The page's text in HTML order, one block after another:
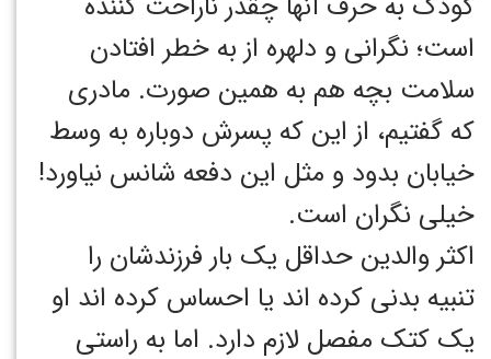
است؛ نگرانی و دلهره از به خطر افتادن
سلامت بچه هم به همین صورت. مادری
که گفتیم، از این که پسرش دوباره به وسط
خیابان بدود و مثل این دفعه شانس نیاورد!
خیلی نگران است.
اکثر والدین حداقل یک بار فرزندشان را
تنبیه بدنی کرده اند یا احساس کرده اند او
یک کتک مفصل لازم دارد. اما به راستی